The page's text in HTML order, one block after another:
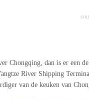
Chongqing, dan is er een
River Shipping
van de keuken van